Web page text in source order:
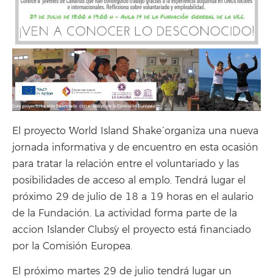
El proyecto `World Island Shake´ organiza una nueva
jornada informativa y de encuentro en esta ocasión
para tratar la relación entre el voluntariado y las
posibilidades de acceso al emplo. Tendrá lugar el
próximo 29 de julio de 18 a 19 horas en el aulario
de la Fundación. La actividad forma parte de la
accion `Islander Clubs´y el proyecto está financiado
por la Comisión Europea.
El próximo martes 29 de julio tendrá lugar un